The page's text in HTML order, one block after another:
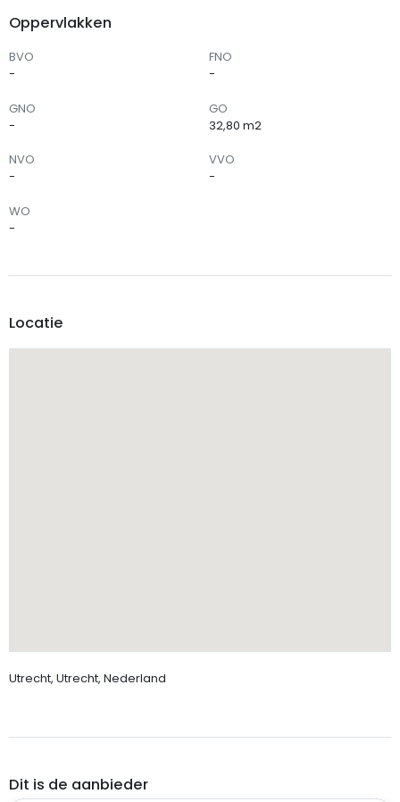
Oppervlakken
BVO
-
FNO
-
GNO
-
GO
32,80 m2
NVO
-
VVO
-
WO
-
Locatie
Utrecht, Utrecht, Nederland
Dit is de aanbieder